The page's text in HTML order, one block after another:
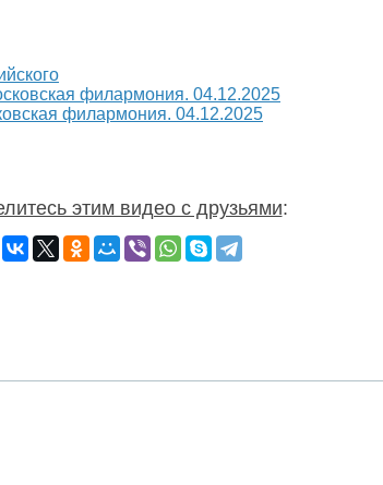
филармония. 04.12.2025
этим видео с друзьями: